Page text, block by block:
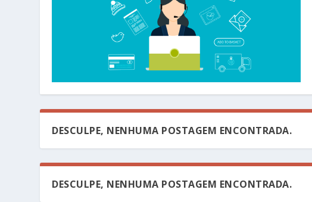
DESCULPE, NENHUMA POSTAGEM ENCONTRADA.
DESCULPE, NENHUMA POSTAGEM ENCONTRADA.